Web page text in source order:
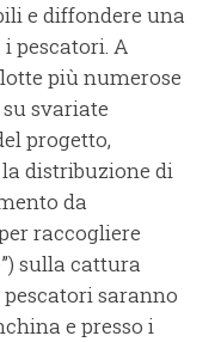
e diffondere una
pescatori. A
più numerose
svariate
progetto,
distribuzione di
da
raccogliere
sulla cattura
saranno
e presso i